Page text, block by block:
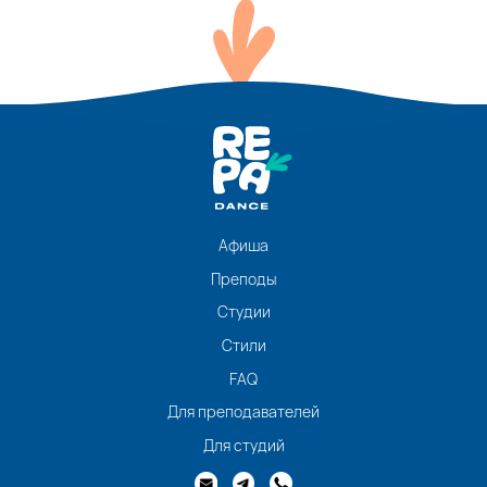
Афиша
Преподы
Студии
Стили
FAQ
Для преподавателей
Для студий